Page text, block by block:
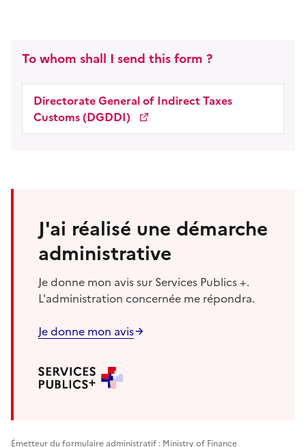
To whom shall I send this form ?
Directorate General of Indirect Taxes
Customs (DGDDI)
J'ai réalisé une démarche
administrative
Je donne mon avis sur Services Publics +.
L'administration concernée me répondra.
Je donne mon avis
Émetteur du formulaire administratif : Ministry of Finance